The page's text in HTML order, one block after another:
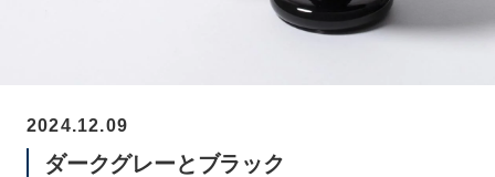
2024.12.09
ダークグレーとブラック